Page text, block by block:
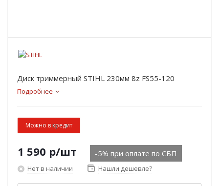
Диск триммерный STIHL 230мм 8z FS55-120
Подробнее
Можно в кредит
1 590 р/шт -5% при оплате по СБП
Нет в наличии Нашли дешевле?